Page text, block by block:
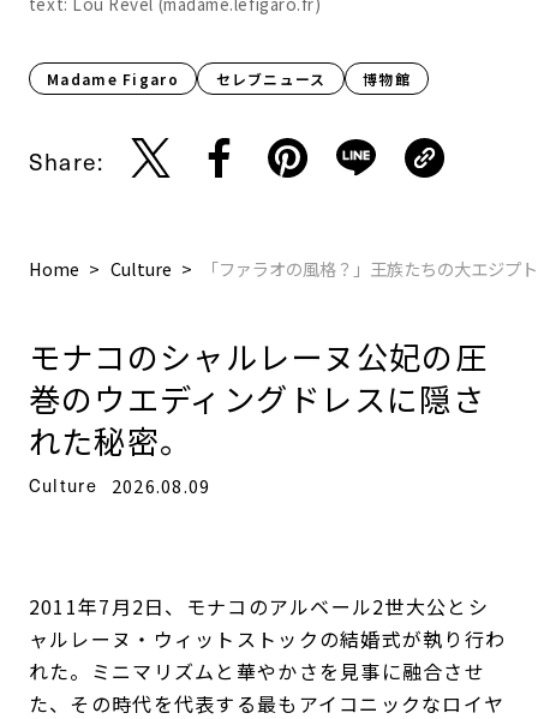
Madame Figaro セレブニュース 博物館
Share:
Home Culture 「ファラオの風格？」王族たちの大エジプ
モナコのシャルレーヌ公妃の圧
巻のウエディングドレスに隠さ
れた秘密。
Culture 2026.08.09
2011年7月2日、モナコのアルベール2世大公とシ
ャルレーヌ・ウィットストックの結婚式が執り行わ
れた。ミニマリズムと華やかさを見事に融合させ
た、その時代を代表する最もアイコニックなロイヤ